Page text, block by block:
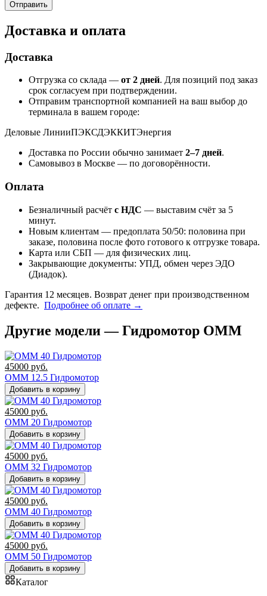
Доставка и оплата
Доставка
Отгрузка со склада — от 2 дней. Для позиций под заказ
срок согласуем при подтверждении.
Отправим транспортной компанией на ваш выбор до
терминала в вашем городе:
Деловые ЛинииПЭКСДЭККИТЭнергия
Доставка по России обычно занимает 2–7 дней.
Самовывоз в Москве — по договорённости.
Оплата
Безналичный расчёт с НДС — выставим счёт за 5
минут.
Новым клиентам — предоплата 50/50: половина при
заказе, половина после фото готового к отгрузке товара.
Карта или СБП — для физических лиц.
Закрывающие документы: УПД, обмен через ЭДО
(Диадок).
Гарантия 12 месяцев. Возврат денег при производственном
дефекте. Подробнее об оплате →
Другие модели — Гидромотор OMM
45000 руб.
ОММ 12.5 Гидромотор
Добавить в корзину
45000 руб.
OMM 20 Гидромотор
Добавить в корзину
45000 руб.
OMM 32 Гидромотор
Добавить в корзину
45000 руб.
OMM 40 Гидромотор
Добавить в корзину
45000 руб.
OMM 50 Гидромотор
Добавить в корзину
Каталог